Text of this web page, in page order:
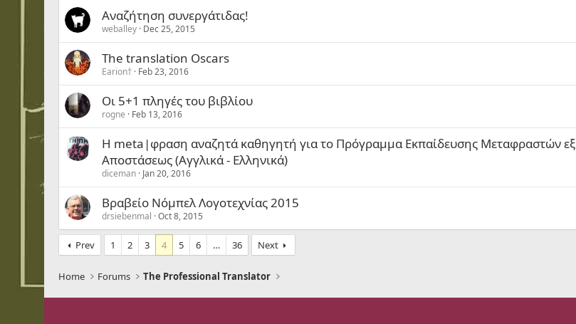
Αναζήτηση συνεργάτιδας!
weballey Dec 25, 2015
The translation Oscars
Earion† Feb 23, 2016
Οι 5+1 πληγές του βιβλίου
rogne Feb 13, 2016
Η meta|φραση αναζητά καθηγητή για το Πρόγραμμα Εκπαίδευσης Μεταφραστών εξ
Αποστάσεως (Αγγλικά - Ελληνικά)
diceman Jan 20, 2016
Βραβείο Νόμπελ Λογοτεχνίας 2015
drsiebenmal Oct 8, 2015
Prev 1 2 3 4 5 6 … 36 Next
Home Forums The Professional Translator